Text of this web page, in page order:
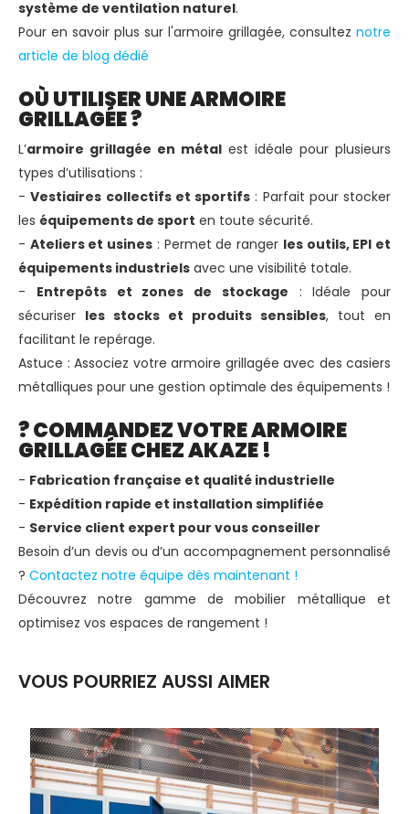
système de ventilation naturel.
Pour en savoir plus sur l'armoire grillagée, consultez notre
article de blog dédié
OÙ UTILISER UNE ARMOIRE
GRILLAGÉE ?
L’armoire grillagée en métal est idéale pour plusieurs
types d’utilisations :
-Vestiaires collectifs et sportifs : Parfait pour stocker
les équipements de sport en toute sécurité.
- Ateliers et usines : Permet de ranger les outils, EPI et
équipements industriels avec une visibilité totale.
- Entrepôts et zones de stockage : Idéale pour
sécuriser les stocks et produits sensibles, tout en
facilitant le repérage.
Astuce : Associez votre armoire grillagée avec des casiers
métalliques pour une gestion optimale des équipements !
? COMMANDEZ VOTRE ARMOIRE
GRILLAGÉE CHEZ AKAZE !
- Fabrication française et qualité industrielle
- Expédition rapide et installation simplifiée
- Service client expert pour vous conseiller
Besoin d’un devis ou d’un accompagnement personnalisé
? Contactez notre équipe dès maintenant !
Découvrez notre gamme de mobilier métallique et
optimisez vos espaces de rangement !
VOUS POURRIEZ AUSSI AIMER